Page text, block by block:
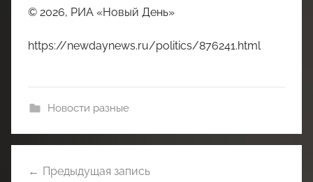
© 2026, РИА «Новый День»
https://newdaynews.ru/politics/876241.html
Новости разные
Предыдущая запись